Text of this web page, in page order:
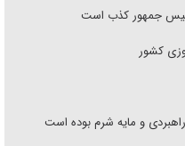
رئیس جمهور کذب است
کشور
و مایه شرم بوده است